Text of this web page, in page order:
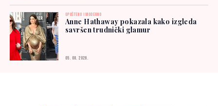
OPUŠTENO I MODERNO
Anne Hathaway pokazala kako izgleda
savršen trudnički glamur
05. 08. 2026.